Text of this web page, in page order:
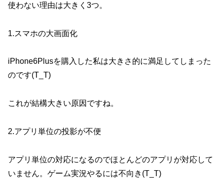
使わない理由は大きく3つ。
1.スマホの大画面化
iPhone6Plusを購入した私は大きさ的に満足してしまった
のです(T_T)
これが結構大きい原因ですね。
2.アプリ単位の投影が不便
アプリ単位の対応になるのでほとんどのアプリが対応して
いません。ゲーム実況やるには不向き(T_T)